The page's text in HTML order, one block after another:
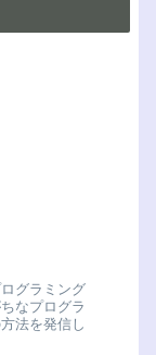
グラミング
なプログラ
法を発信し